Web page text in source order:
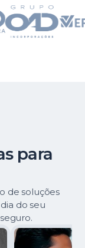
para
de soluções
do seu